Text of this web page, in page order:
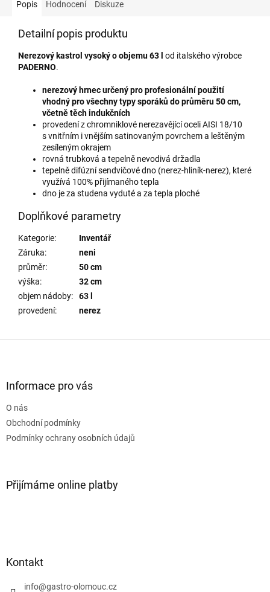
Popis Hodnocení Diskuze
Detailní popis produktu
Nerezový kastrol vysoký o objemu 63 l
od italského výrobce
PADERNO.
nerezový hrnec určený pro profesionální použití
vhodný pro všechny typy sporáků do průměru 50 cm,
včetně těch indukčních
provedení z chromniklové nerezavějící oceli AISI 18/10
s vnitřním i vnějším satinovaným povrchem a leštěným
zesíleným okrajem
rovná trubková a tepelně nevodivá držadla
tepelně difúzní sendvičové dno (nerez-hliník-nerez), které
využívá 100% přijímaného tepla
dno je za studena vyduté a za tepla ploché
Doplňkové parametry
Kategorie:
Inventář
Záruka:
neni
průměr:
50 cm
výška:
32 cm
objem nádoby:
63 l
provedení: nerez
Informace pro vás
O nás
Obchodní podmínky
Podmínky ochrany osobních údajů
Přijímáme online platby
Kontakt
info@gastro-olomouc.cz